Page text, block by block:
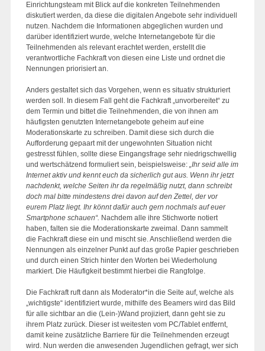
Einrichtungsteam mit Blick auf die konkreten Teilnehmenden
diskutiert werden, da diese die digitalen Angebote sehr individuell
nutzen. Nachdem die Informationen abgeglichen wurden und
darüber identifiziert wurde, welche Internetangebote für die
Teilnehmenden als relevant erachtet werden, erstellt die
verantwortliche Fachkraft von diesen eine Liste und ordnet die
Nennungen priorisiert an.
Anders gestaltet sich das Vorgehen, wenn es situativ strukturiert
werden soll. In diesem Fall geht die Fachkraft „unvorbereitet“ zu
dem Termin und bittet die Teilnehmenden, die von ihnen am
häufigsten genutzten Internetangebote geheim auf eine
Moderationskarte zu schreiben. Damit diese sich durch die
Aufforderung gepaart mit der ungewohnten Situation nicht
gestresst fühlen, sollte diese Eingangsfrage sehr niedrigschwellig
und wertschätzend formuliert sein, beispielsweise: „Ihr seid alle im
Internet aktiv und kennt euch da sicherlich gut aus. Wenn ihr jetzt
nachdenkt, welche Seiten ihr da regelmäßig nutzt, dann schreibt
doch mal bitte mindestens drei davon auf den Zettel, der vor
eurem Platz liegt. Ihr könnt dafür auch gern nochmals auf euer
Smartphone schauen“. Nachdem alle ihre Stichworte notiert
haben, falten sie die Moderationskarte zweimal. Dann sammelt
die Fachkraft diese ein und mischt sie. Anschließend werden die
Nennungen als einzelner Punkt auf das große Papier geschrieben
und durch einen Strich hinter den Worten bei Wiederholung
markiert. Die Häufigkeit bestimmt hierbei die Rangfolge.
Die Fachkraft ruft dann als Moderator*in die Seite auf, welche als
„wichtigste“ identifiziert wurde, mithilfe des Beamers wird das Bild
für alle sichtbar an die (Lein-)Wand projiziert, dann geht sie zu
ihrem Platz zurück. Dieser ist weitesten vom PC/Tablet entfernt,
damit keine zusätzliche Barriere für die Teilnehmenden erzeugt
wird. Nun werden die anwesenden Jugendlichen gefragt, wer sich